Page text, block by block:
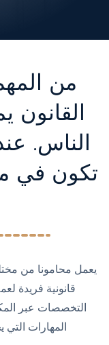
من
الناس.
تكون في
يعمل محامونا من
قانونية فريدة
التخصصات عبر
المهارات